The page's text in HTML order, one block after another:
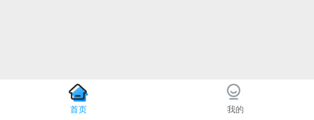
首页 我的